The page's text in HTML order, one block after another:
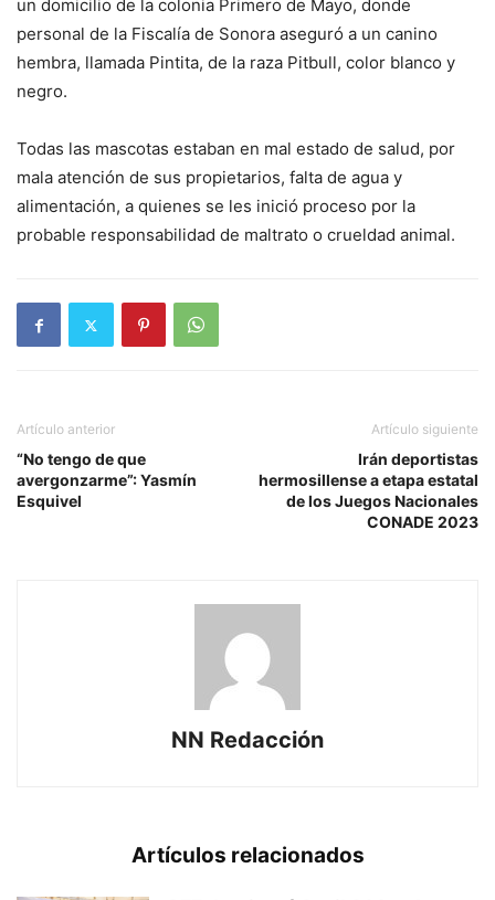
un domicilio de la colonia Primero de Mayo, donde
personal de la Fiscalía de Sonora aseguró a un canino
hembra, llamada Pintita, de la raza Pitbull, color blanco y
negro.
Todas las mascotas estaban en mal estado de salud, por
mala atención de sus propietarios, falta de agua y
alimentación, a quienes se les inició proceso por la
probable responsabilidad de maltrato o crueldad animal.
Artículo anterior
“No tengo de que
avergonzarme”: Yasmín
Esquivel
Artículo siguiente
Irán deportistas
hermosillense a etapa estatal
de los Juegos Nacionales
CONADE 2023
NN Redacción
Artículos relacionados